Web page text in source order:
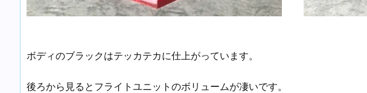
ボディのブラックはテッカテカに仕上がっています。
後ろから見るとフライトユニットのボリュームが凄いです。